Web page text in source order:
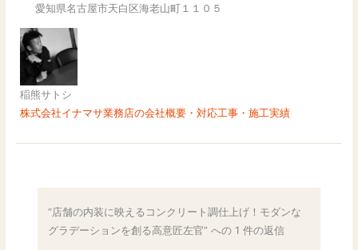
愛知県名古屋市天白区海老山町１１０５
稲熊サトシ
株式会社イナマサ業務店の会社概要・対応工事・施工実績
“店舗の内装に映えるコンクリート調仕上げ！モダンな
グラデーションを創る高意匠左官” への 1 件の返信